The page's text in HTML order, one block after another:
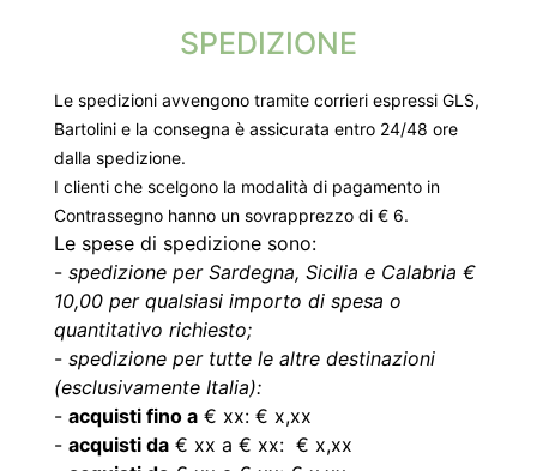
SPEDIZIONE
Le spedizioni avvengono tramite corrieri espressi GLS,
Bartolini e la consegna è assicurata entro 24/48 ore
dalla spedizione.
I clienti che scelgono la modalità di pagamento in
Contrassegno hanno un sovrapprezzo di € 6.
Le spese di spedizione sono:
- spedizione per Sardegna, Sicilia e Calabria €
10,00 per qualsiasi importo di spesa o
quantitativo richiesto;
- spedizione per tutte le altre destinazioni
(esclusivamente Italia):
- acquisti fino a € xx: € x,xx
- acquisti da € xx a € xx: € x,xx